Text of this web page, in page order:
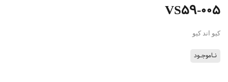
VS59-005
کیو اند کیو
نـاموجـود